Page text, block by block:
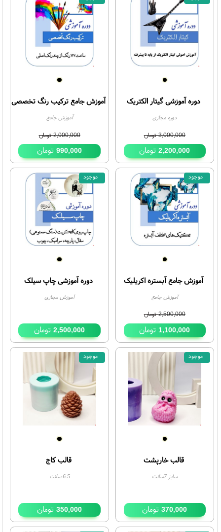
2,200,000تومان 2,200,000تومان
دوره آموزشی گیتار الکتریک
دوره مجازی
3,000,000تومان
2,200,000تومان
آموزش جامع ترکیب رنگ تخصصی
آموزش جامع
2,000,000 تومان
990,000 تومان
56%
آموزش جامع آبستره اکریلیک
آموزش جامع
2,500,000
1,100,000تومان
دوره آموزشی چاپ سیلک
آموزش مجازی
2,500,000
موجود
موجود